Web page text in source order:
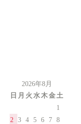
2026年8月
日 月 火 水木金 土
1
2
3 4 5 6 7 8